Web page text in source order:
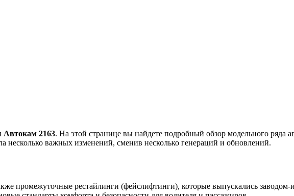
Автокам 2163. На этой странице вы найдете подробный обзор модельного ряда
несколько важных изменений, сменив несколько генераций и обновлений.
промежуточные рестайлинги (фейслифтинги), которые выпускались заводом-